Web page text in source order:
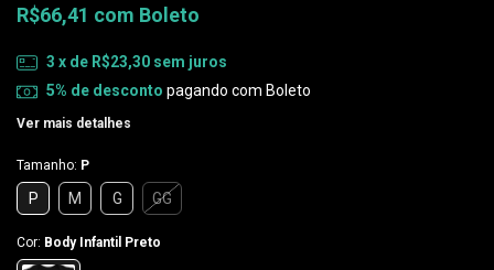
R$66,41 com Boleto
3 x de R$23,30 sem juros
5% de desconto pagando com Boleto
Ver mais detalhes
Tamanho: P
P M G GG
Cor: Body Infantil Preto